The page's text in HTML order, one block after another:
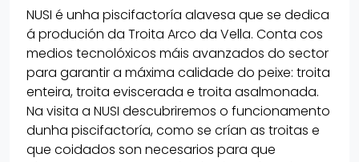
NUSI é unha piscifactoría alavesa que se dedica
á produción da Troita Arco da Vella. Conta cos
medios tecnolóxicos máis avanzados do sector
para garantir a máxima calidade do peixe: troita
enteira, troita eviscerada e troita asalmonada.
Na visita a NUSI descubriremos o funcionamento
dunha piscifactoría, como se crían as troitas e
que coidados son necesarios para que